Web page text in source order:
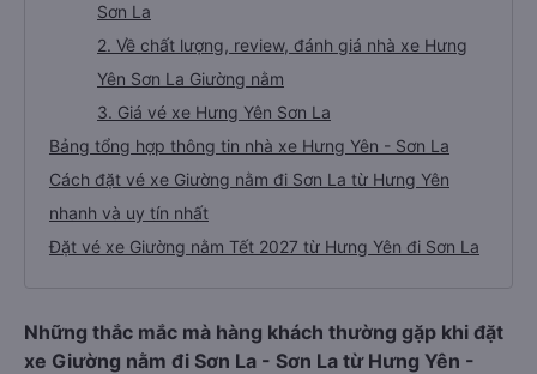
Sơn La
2. Về chất lượng, review, đánh giá nhà xe Hưng
Yên Sơn La Giường nằm
3. Giá vé xe Hưng Yên Sơn La
Bảng tổng hợp thông tin nhà xe Hưng Yên - Sơn La
Cách đặt vé xe Giường nằm đi Sơn La từ Hưng Yên
nhanh và uy tín nhất
Đặt vé xe Giường nằm Tết 2027 từ Hưng Yên đi Sơn La
Những thắc mắc mà hàng khách thường gặp khi đặt
xe Giường nằm đi Sơn La - Sơn La từ Hưng Yên -